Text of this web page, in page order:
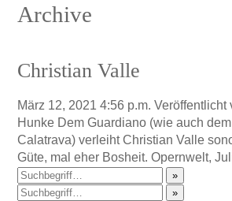
Archive
Christian Valle
März 12, 2021 4:56 p.m. Veröffentlicht
Hunke Dem Guardiano (wie auch
Calatrava) verleiht Christian Valle
Güte, mal eher Bosheit. Opernwelt,
»
»